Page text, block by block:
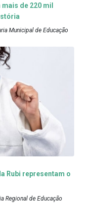
de 220 mil
Municipal de Educação
Rubi representam o
Regional de Educação